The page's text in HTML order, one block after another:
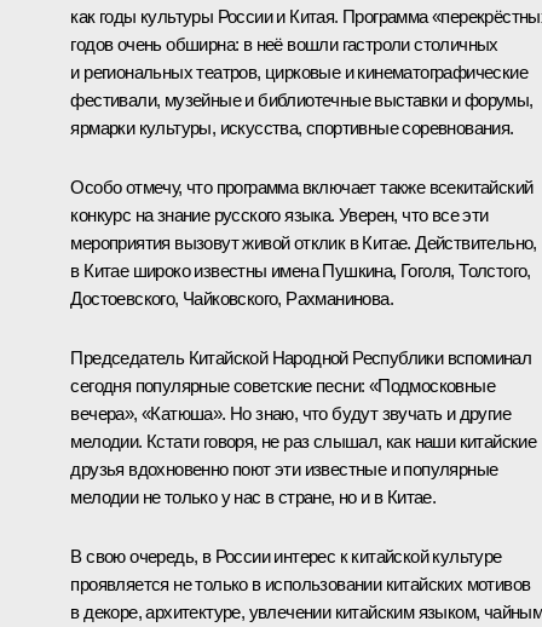
как годы культуры России и Китая. Программа
годов очень обширна: в неё вошли гастроли столичных
и региональных театров, цирковые и кинематографические
фестивали, музейные и библиотечные выставки и форумы,
ярмарки культуры, искусства, спортивные соревнования.
Особо отмечу, что программа включает также всекитайский
конкурс на знание русского языка. Уверен, что все эти
мероприятия вызовут живой отклик в Китае. Действительно,
в Китае широко известны имена Пушкина, Гоголя, Толстого,
Достоевского, Чайковского, Рахманинова.
Председатель Китайской Народной Республики вспоминал
сегодня популярные советские песни: «Подмосковные
вечера», «Катюша». Но знаю, что будут звучать и другие
мелодии. Кстати говоря, не раз слышал, как наши китайские
друзья вдохновенно поют эти известные и популярные
мелодии не только у нас в стране, но и в Китае.
В свою очередь, в России интерес к китайской культуре
проявляется не только в использовании китайских мотивов
в декоре, архитектуре, увлечении китайским языком,